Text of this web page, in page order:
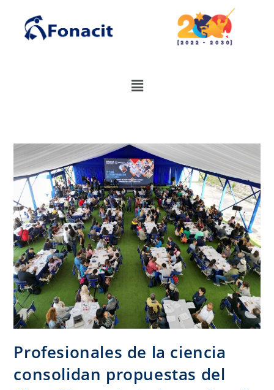
Profesionales de la ciencia
consolidan propuestas del